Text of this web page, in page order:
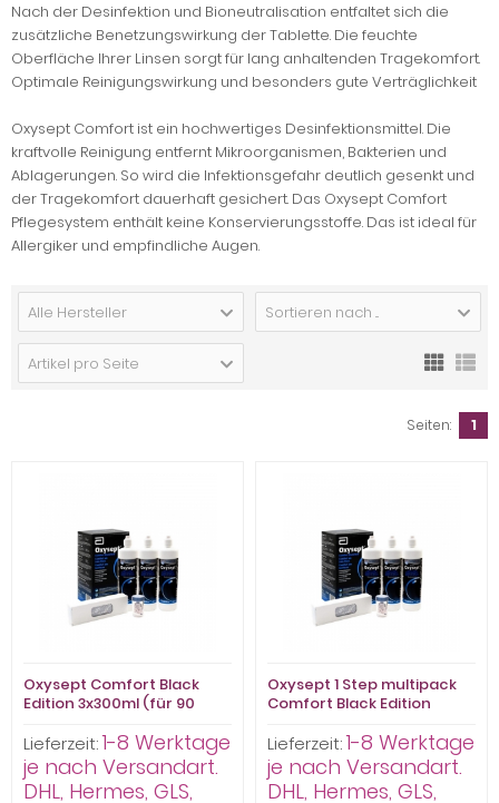
Nach der Desinfektion und Bioneutralisation entfaltet sich die
zusätzliche Benetzungswirkung der Tablette. Die feuchte
Oberfläche Ihrer Linsen sorgt für lang anhaltenden Tragekomfort.
Optimale Reinigungswirkung und besonders gute Verträglichkeit
Oxysept Comfort ist ein hochwertiges Desinfektionsmittel. Die
kraftvolle Reinigung entfernt Mikroorganismen, Bakterien und
Ablagerungen. So wird die Infektionsgefahr deutlich gesenkt und
der Tragekomfort dauerhaft gesichert. Das Oxysept Comfort
Pflegesystem enthält keine Konservierungsstoffe. Das ist ideal für
Allergiker und empfindliche Augen.
Alle Hersteller Sortieren nach ...
Artikel pro Seite
Seiten: 1
Oxysept Comfort Black
Edition 3x300ml (für 90
Lieferzeit:1-8 Werktage
je nach Versandart.
DHL, Hermes, GLS,
Oxysept 1 Step multipack
Comfort Black Edition
Anwendungen)
Lieferzeit:1-8 Werktage
je nach Versandart.
DHL, Hermes, GLS,